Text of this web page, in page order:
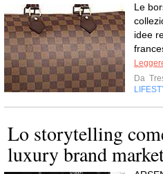
Le
idee
Da
Lo storytelling
luxury brand